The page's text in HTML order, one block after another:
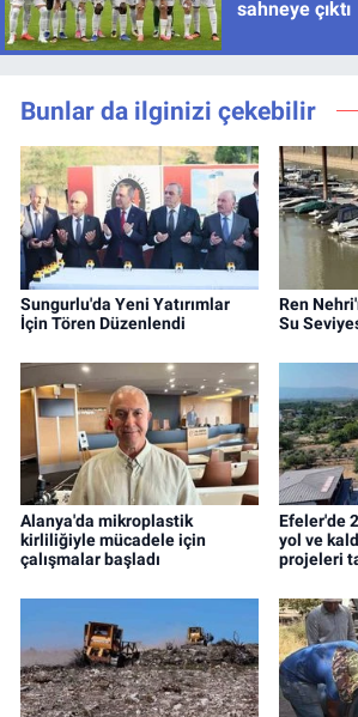
sahneye çıktı
Bunlar da ilginizi çekebilir
Sungurlu'da Yeni Yatırımlar
İçin Tören Düzenlendi
Ren
Su
Alanya'da mikroplastik
kirliliğiyle mücadele için
çalışmalar başladı
Efeler'de
yol ve
projeleri